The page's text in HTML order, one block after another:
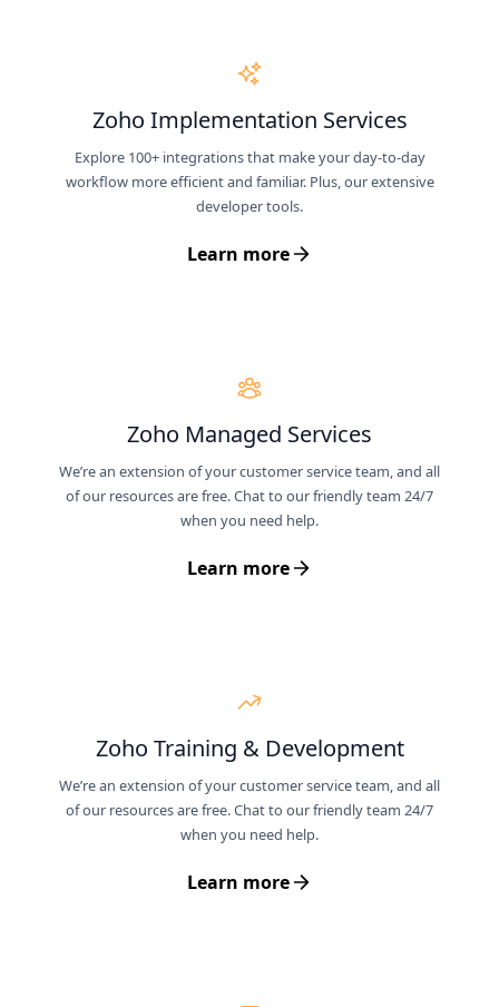
Zoho Implementation Services
Explore 100+ integrations that make your day-to-day
workflow more efficient and familiar. Plus, our extensive
developer tools.
Learn more
Zoho Managed Services
We’re an extension of your customer service team, and all
of our resources are free. Chat to our friendly team 24/7
when you need help.
Learn more
Zoho Training & Development
We’re an extension of your customer service team, and all
of our resources are free. Chat to our friendly team 24/7
when you need help.
Learn more